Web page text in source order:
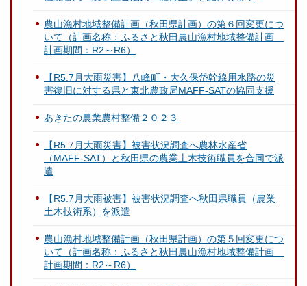
農山漁村地域整備計画（秋田県計画）の第６回変更につ
いて（計画名称：ふるさと秋田農山漁村地域整備計画
計画期間：R2～R6）
【R5.7月大雨災害】八峰町・大久保岱幹線用水路の災
害復旧に対する県と東北農政局MAFF-SATの協同支援
あきたの農業農村整備２０２３
【R5.7月大雨災害】被害状況調査へ農林水産省
（MAFF-SAT）と秋田県の農業土木技術職員を合同で派
遣
【R5.7月大雨被害】被害状況調査へ秋田県職員（農業
土木技術系）を派遣
農山漁村地域整備計画（秋田県計画）の第５回変更につ
いて（計画名称：ふるさと秋田農山漁村地域整備計画
計画期間：R2～R6）